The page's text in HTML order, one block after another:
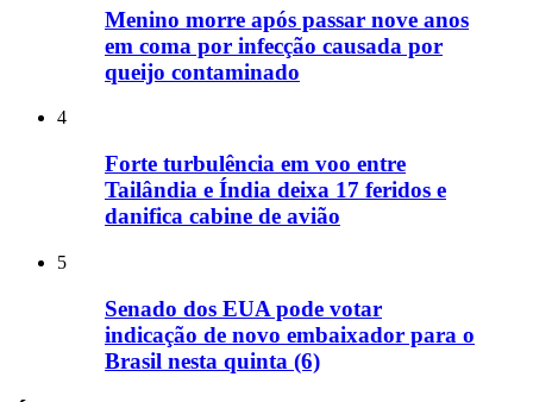
Menino morre após passar nove anos
em coma por infecção causada por
queijo contaminado
4
Forte turbulência em voo entre
Tailândia e Índia deixa 17 feridos e
danifica cabine de avião
5
Senado dos EUA pode votar
indicação de novo embaixador para o
Brasil nesta quinta (6)